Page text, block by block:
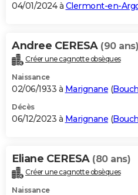
04/01/2024 à Clermont-en-
Andree CERESA (90 ans)
Créer une cagnotte obsèques
Naissance
02/06/1933 à Marignane (
Décès
06/12/2023 à Marignane (
Eliane CERESA (80 ans)
Créer une cagnotte obsèques
Naissance